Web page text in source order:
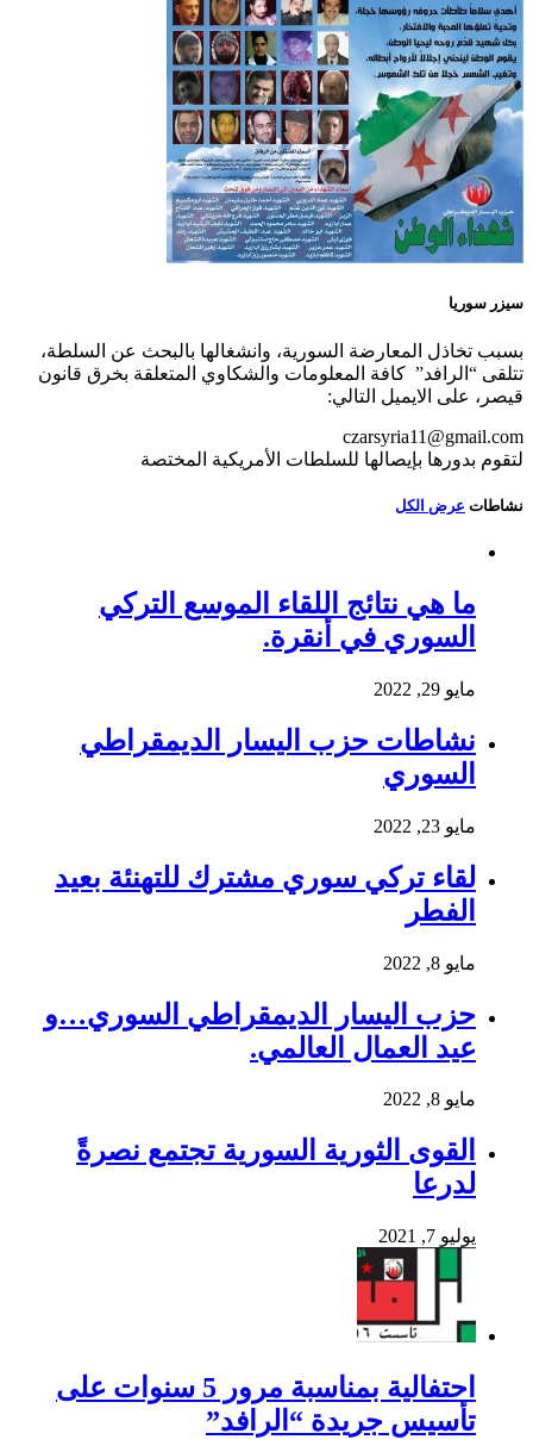
سيزر سوريا
بسبب تخاذل المعارضة السورية، وانشغالها بالبحث عن السلطة،
تتلقى “الرافد” كافة المعلومات والشكاوي المتعلقة بخرق قانون
قيصر، على الايميل التالي:
czarsyria11@gmail.com
لتقوم بدورها بإيصالها للسلطات الأمريكية المختصة
نشاطات عرض الكل
ما هي نتائج اللقاء الموسع التركي
السوري في أنقرة.
مايو 29, 2022
نشاطات حزب اليسار الديمقراطي
السوري
مايو 23, 2022
لقاء تركي سوري مشترك للتهنئة بعيد
الفطر
مايو 8, 2022
حزب اليسار الديمقراطي السوري…و
عيد العمال العالمي.
مايو 8, 2022
القوى الثورية السورية تجتمع نصرةً
لدرعا
يوليو 7, 2021
احتفالية بمناسبة مرور 5 سنوات على
تأسيس جريدة “الرافد”